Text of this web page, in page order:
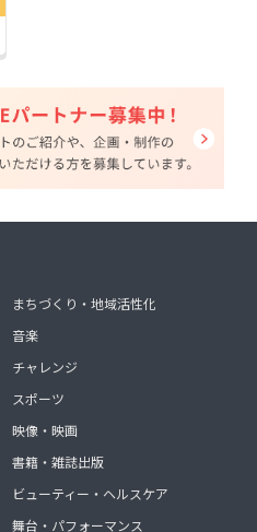
まちづくり・地域活性化
音楽
チャレンジ
スポーツ
映像・映画
書籍・雑誌出版
ビューティー・ヘルスケア
舞台・パフォーマンス